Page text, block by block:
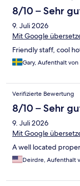
8/10 – Sehr
9. Juli 2026
Mit Google
Friendly staff, cool
Gary, Aufenthalt von
Verifizierte Bewertung
8/10 – Sehr
9. Juli 2026
Mit Google
A well located
Deirdre, Aufenthalt